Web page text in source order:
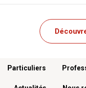
Menu footer
Particuliers